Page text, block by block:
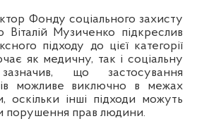
Фонду соціального захисту
Віталій Музиченко підкреслив
підходу до цієї категорії
як медичну, так і соціальну
що застосування
можливе виключно в межах
оскільки інші підходи можуть
порушення прав людини.